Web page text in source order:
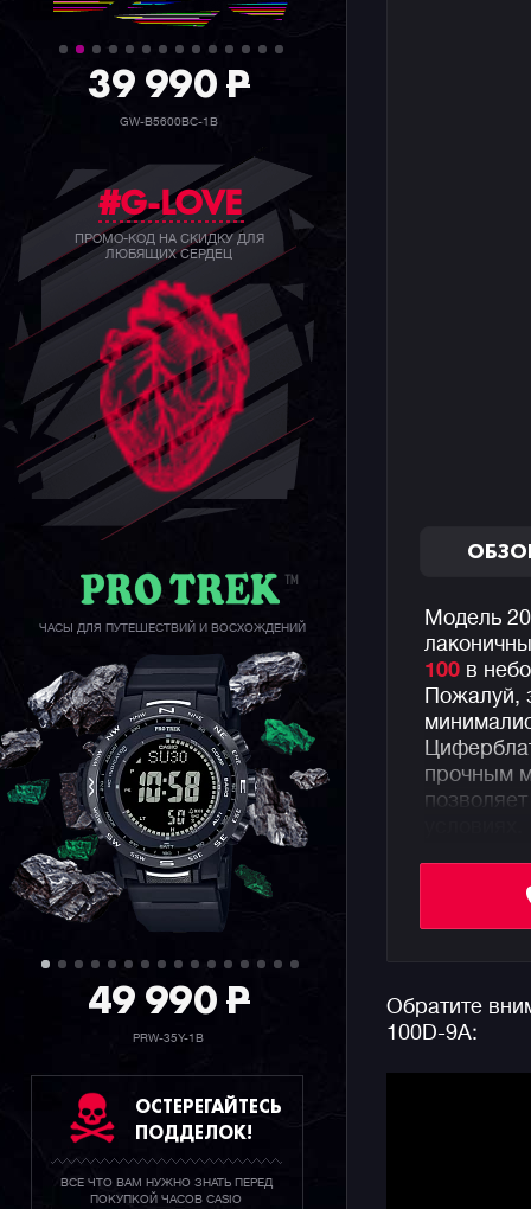
39 990P
GW-B5600BC-1B
#G-LOVE
ПРОМО-КОД НА СКИДКУ ДЛЯ
ЛЮБЯЩИХ СЕРДЕЦ
ЧАСЫ ДЛЯ ПУТЕШЕСТВИЙ И ВОСХОЖДЕНИЙ
49 990P
PRW-35Y-1B
ОСТЕРЕГАЙТЕСЬ
ПОДДЕЛОК!
ВСЕ ЧТО ВАМ НУЖНО ЗНАТЬ ПЕРЕД
ПОКУПКОЙ ЧАСОВ CASIO
Модель
100 в
Пожалуй,
прочным
стальном
Обратите
100D-9A: